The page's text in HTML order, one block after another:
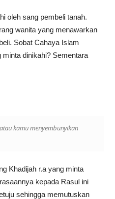
oleh sang pembeli tanah.
wanita yang menawarkan
Sobat Cahaya Islam
dinikahi? Sementara
kamu menyembunyikan
Khadijah r.a yang minta
kepada Rasul ini
sehingga memutuskan